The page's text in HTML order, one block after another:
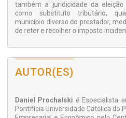
também a juridicidade da
como substituto tributário,
município diverso do prestador,
de reter e recolher o imposto
AUTOR(ES)
Daniel Prochalski é Especialista
Pontifícia Universidade Católica do